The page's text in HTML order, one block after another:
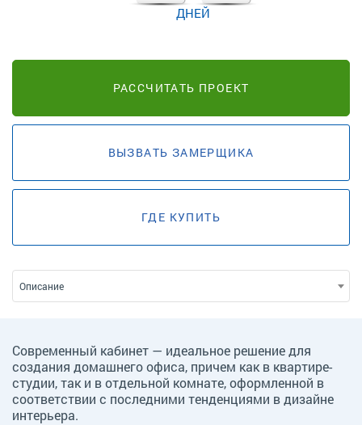
ДНЕЙ
РАССЧИТАТЬ ПРОЕКТ
ВЫЗВАТЬ ЗАМЕРЩИКА
ГДЕ КУПИТЬ
Описание
Современный кабинет — идеальное решение для
создания домашнего офиса, причем как в квартире-
студии, так и в отдельной комнате, оформленной в
соответствии с последними тенденциями в дизайне
интерьера.